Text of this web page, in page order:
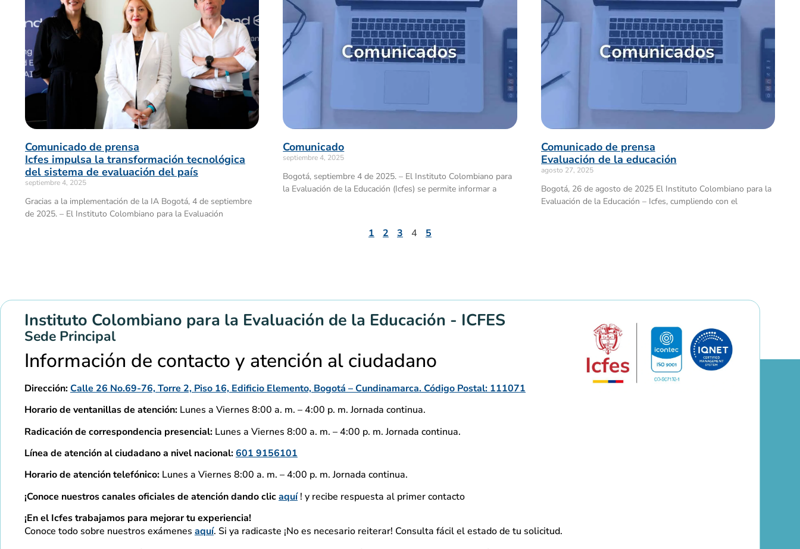
Comunicado de prensa
Icfes impulsa la transformación tecnológica
del sistema de evaluación del país
septiembre 4, 2025
Gracias a la implementación de la IA Bogotá, 4 de septiembre
de 2025. – El Instituto Colombiano para la Evaluación
Comunicado
septiembre 4, 2025
Bogotá, septiembre 4 de 2025. – El Instituto Colombiano para
la Evaluación de la Educación (Icfes) se permite informar a
Comunicado de prensa
Evaluación de la educación
agosto 27, 2025
Bogotá, 26 de agosto de 2025 El Instituto Colombiano para la
Evaluación de la Educación – Icfes, cumpliendo con el
1 2 3 4 5
Instituto Colombiano para la Evaluación de la Educación - ICFES
Sede Principal
Información de contacto y atención al ciudadano
Dirección:Calle 26 No.69-76, Torre 2, Piso 16, Edificio Elemento, Bogotá – Cundinamarca. Código Postal: 111071
Horario de ventanillas de atención: Lunes a Viernes 8:00 a. m. – 4:00 p. m. Jornada continua.
Radicación de correspondencia presencial: Lunes a Viernes 8:00 a. m. – 4:00 p. m. Jornada continua.
Línea de atención al ciudadano a nivel nacional:601 9156101
Horario de atención telefónico: Lunes a Viernes 8:00 a. m. – 4:00 p. m. Jornada continua.
¡Conoce nuestros canales oficiales de atención dando clicaquí! y recibe respuesta al primer contacto
¡En el Icfes trabajamos para mejorar tu experiencia!
Conoce todo sobre nuestros exámenes aquí. Si ya radicaste ¡No es necesario reiterar! Consulta fácil el estado de tu solicitud.